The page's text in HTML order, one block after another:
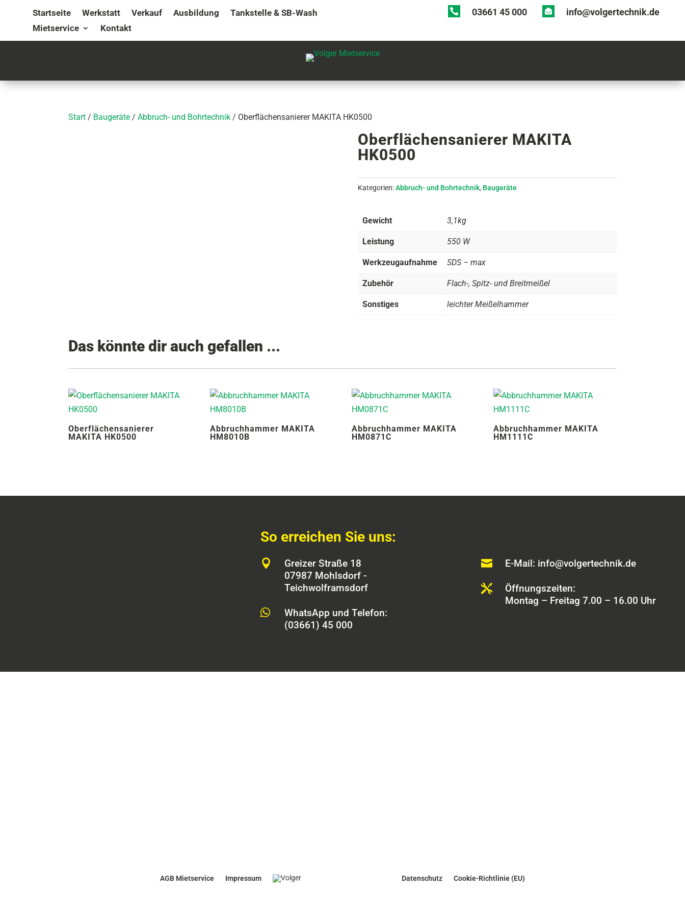
Startseite Werkstatt Verkauf Ausbildung
Tankstelle & SB-Wash
Mietservice
Kontakt
 03661 45 000  info@volgertechnik.de
Start / Baugeräte /Abbruch- und Bohrtechnik / Oberflächensanierer MAKITA HK0500
Oberflächensanierer MAKITA
HK0500
Kategorien:Abbruch- und Bohrtechnik, Baugeräte
Gewicht 3,1kg
Leistung 550 W
Werkzeugaufnahme SDS – max
Zubehör Flach-, Spitz- und Breitmeißel
Sonstiges leichter Meißelhammer
Das könnte dir auch gefallen ...
Oberflächensanierer
MAKITA HK0500
Abbruchhammer MAKITA
HM8010B
Abbruchhammer MAKITA
HM0871C
Abbruchhammer MAKITA
HM1111C
So erreichen Sie uns:

Greizer Straße 18
07987 Mohlsdorf -
Teichwolframsdorf

WhatsApp und Telefon:
(03661) 45 000
 E-Mail: info@volgertechnik.de

Öffnungszeiten:
Montag – Freitag 7.00 – 16.00 Uhr
AGB Mietservice Impressum Datenschutz Cookie-Richtlinie (EU)